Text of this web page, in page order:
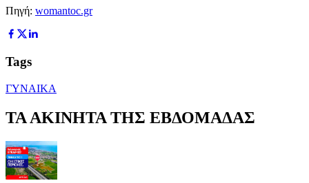
Πηγή: womantoc.gr
Tags
ΓΥΝΑΙΚΑ
ΤΑ ΑΚΙΝΗΤΑ ΤΗΣ ΕΒΔΟΜΑΔΑΣ